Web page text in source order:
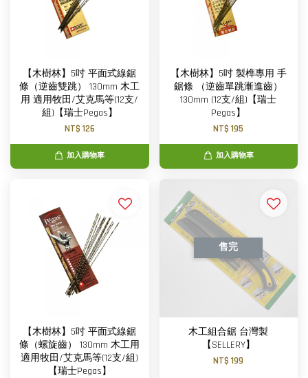
【木樹林】5吋 平面式線鋸
條（逆齒雙跳） 130mm 木工
用 適用牧田/艾克馬等(12支/
組)【瑞士Pegas】
NT$ 126
加入購物車
【木樹林】5吋 製榫專用 手
鋸條 （逆齒單跳漸進齒）
130mm (12支/組)【瑞士
Pegas】
NT$ 195
加入購物車
【木樹林】5吋 平面式線鋸
條（螺旋齒） 130mm 木工用
適用牧田/艾克馬等(12支/組)
【瑞士Pegas】
售完
木工組合鋸 台灣製
【SELLERY】
NT$ 199